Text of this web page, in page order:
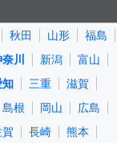
秋田 山形
福島
川 新潟
富山
知 三重
滋賀
島根 岡山
広島
長崎
熊本